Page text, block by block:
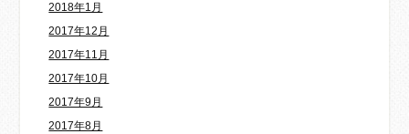
2018年1月
2017年12月
2017年11月
2017年10月
2017年9月
2017年8月